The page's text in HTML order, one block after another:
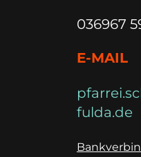
036967
E-MAIL
fulda.de